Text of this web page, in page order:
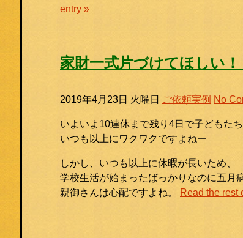
entry »
家財一式片づけてほしい
2019年4月23日 火曜日 ご依頼実例 No
いよいよ10連休まで残り4日で子どもた
いつも以上にワクワクですよねー
しかし、いつも以上に休暇が長いため、
学校生活が始まったばっかりなのに五月
親御さんは心配ですよね。
Read the rest